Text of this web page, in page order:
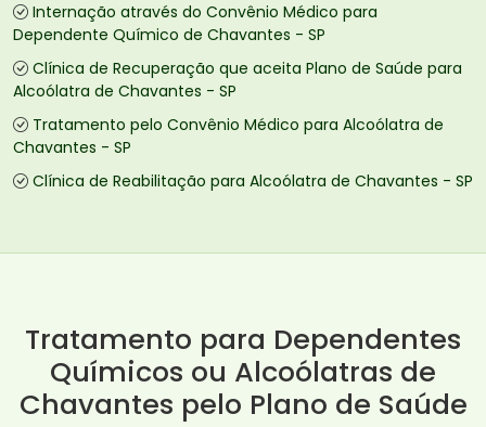
Internação através do Convênio Médico para
Dependente Químico de Chavantes - SP
Clínica de Recuperação que aceita Plano de Saúde para
Alcoólatra de Chavantes - SP
Tratamento pelo Convênio Médico para Alcoólatra de
Chavantes - SP
Clínica de Reabilitação para Alcoólatra de Chavantes - SP
Tratamento para Dependentes
Químicos ou Alcoólatras de
Chavantes pelo Plano de Saúde